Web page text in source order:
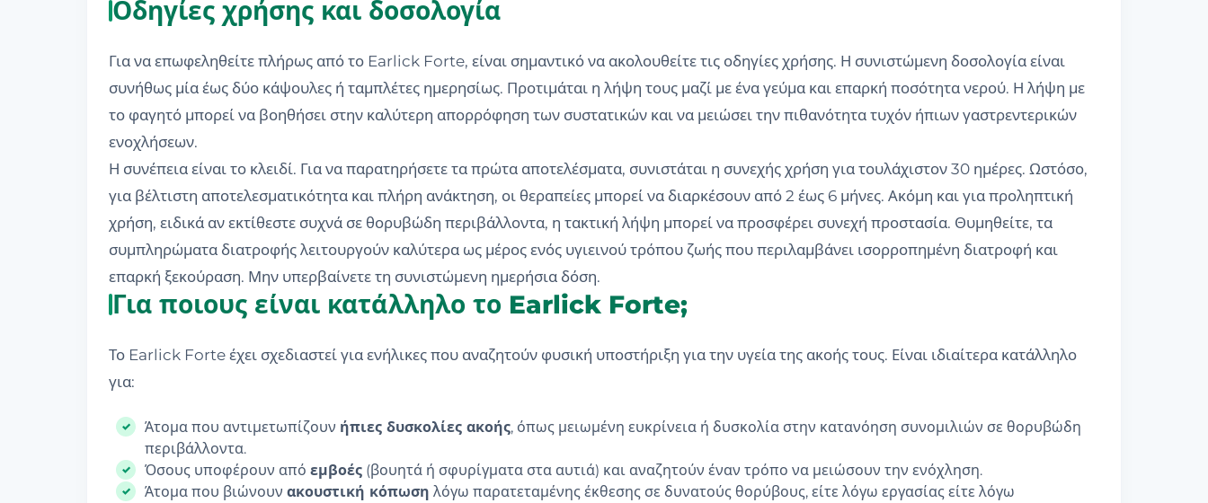
Οδηγίες χρήσης και δοσολογία
Για να επωφεληθείτε πλήρως από το Earlick Forte, είναι σημαντικό να ακολουθείτε τις οδηγίες χρήσης. Η συνιστώμενη δοσολογία είναι
συνήθως μία έως δύο κάψουλες ή ταμπλέτες ημερησίως. Προτιμάται η λήψη τους μαζί με ένα γεύμα και επαρκή ποσότητα νερού. Η λήψη με
το φαγητό μπορεί να βοηθήσει στην καλύτερη απορρόφηση των συστατικών και να μειώσει την πιθανότητα τυχόν ήπιων γαστρεντερικών
ενοχλήσεων.
Η συνέπεια είναι το κλειδί. Για να παρατηρήσετε τα πρώτα αποτελέσματα, συνιστάται η συνεχής χρήση για τουλάχιστον 30 ημέρες. Ωστόσο,
για βέλτιστη αποτελεσματικότητα και πλήρη ανάκτηση, οι θεραπείες μπορεί να διαρκέσουν από 2 έως 6 μήνες. Ακόμη και για προληπτική
χρήση, ειδικά αν εκτίθεστε συχνά σε θορυβώδη περιβάλλοντα, η τακτική λήψη μπορεί να προσφέρει συνεχή προστασία. Θυμηθείτε, τα
συμπληρώματα διατροφής λειτουργούν καλύτερα ως μέρος ενός υγιεινού τρόπου ζωής που περιλαμβάνει ισορροπημένη διατροφή και
επαρκή ξεκούραση. Μην υπερβαίνετε τη συνιστώμενη ημερήσια δόση.
Για ποιους είναι κατάλληλο το Earlick Forte;
Το Earlick Forte έχει σχεδιαστεί για ενήλικες που αναζητούν φυσική υποστήριξη για την υγεία της ακοής τους. Είναι ιδιαίτερα κατάλληλο
για:
Άτομα που αντιμετωπίζουν ήπιες δυσκολίες ακοής, όπως μειωμένη ευκρίνεια ή δυσκολία στην κατανόηση συνομιλιών σε θορυβώδη
περιβάλλοντα.
Όσους υποφέρουν από εμβοές (βουητά ή σφυρίγματα στα αυτιά) και αναζητούν έναν τρόπο να μειώσουν την ενόχληση.
Άτομα που βιώνουν ακουστική κόπωση λόγω παρατεταμένης έκθεσης σε δυνατούς θορύβους, είτε λόγω εργασίας είτε λόγω